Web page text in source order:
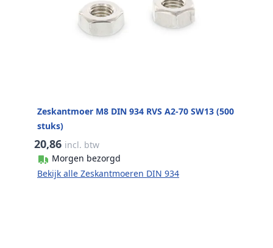
Zeskantmoer M8 DIN 934 RVS A2-70 SW13 (500
stuks)
20,86 incl. btw
Morgen bezorgd
Bekijk alle Zeskantmoeren DIN 934